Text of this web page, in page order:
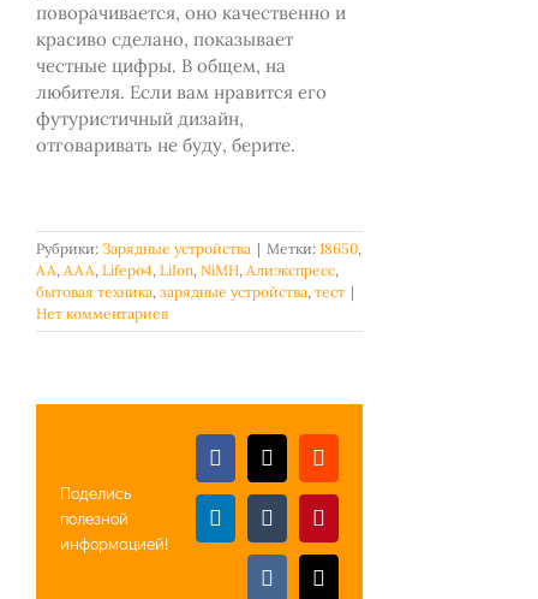
поворачивается, оно качественно и
красиво сделано, показывает
честные цифры. В общем, на
любителя. Если вам нравится его
футуристичный дизайн,
отговаривать не буду, берите.
Рубрики: Зарядные устройства | Метки: 18650,
AA, AAA, Lifepo4, LiIon, NiMH, Алиэкспресс,
бытовая техника, зарядные устройства, тест |
Нет комментариев
Поделись
полезной
информацией!
Facebook
X Reddit
LinkedInTumblrPinterest
Vk Email